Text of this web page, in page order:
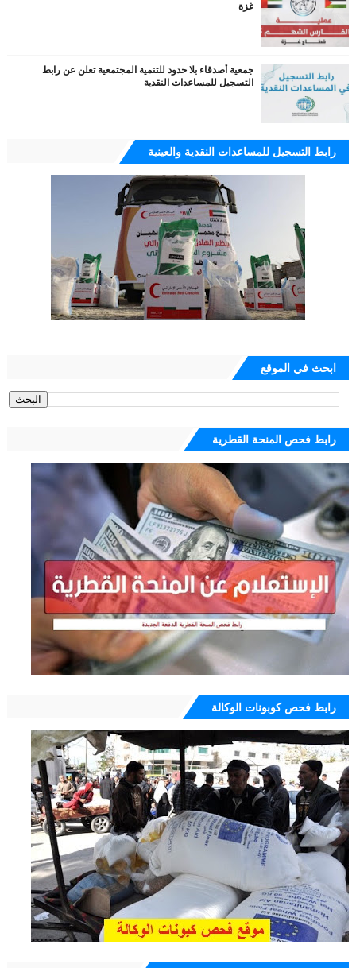
غزة
جمعية أصدقاء بلا حدود للتنمية المجتمعية تعلن عن رابط
التسجيل للمساعدات النقدية
رابط التسجيل للمساعدات النقدية والعينية
ابحث في الموقع
رابط فحص المنحة القطرية
رابط فحص كوبونات الوكالة